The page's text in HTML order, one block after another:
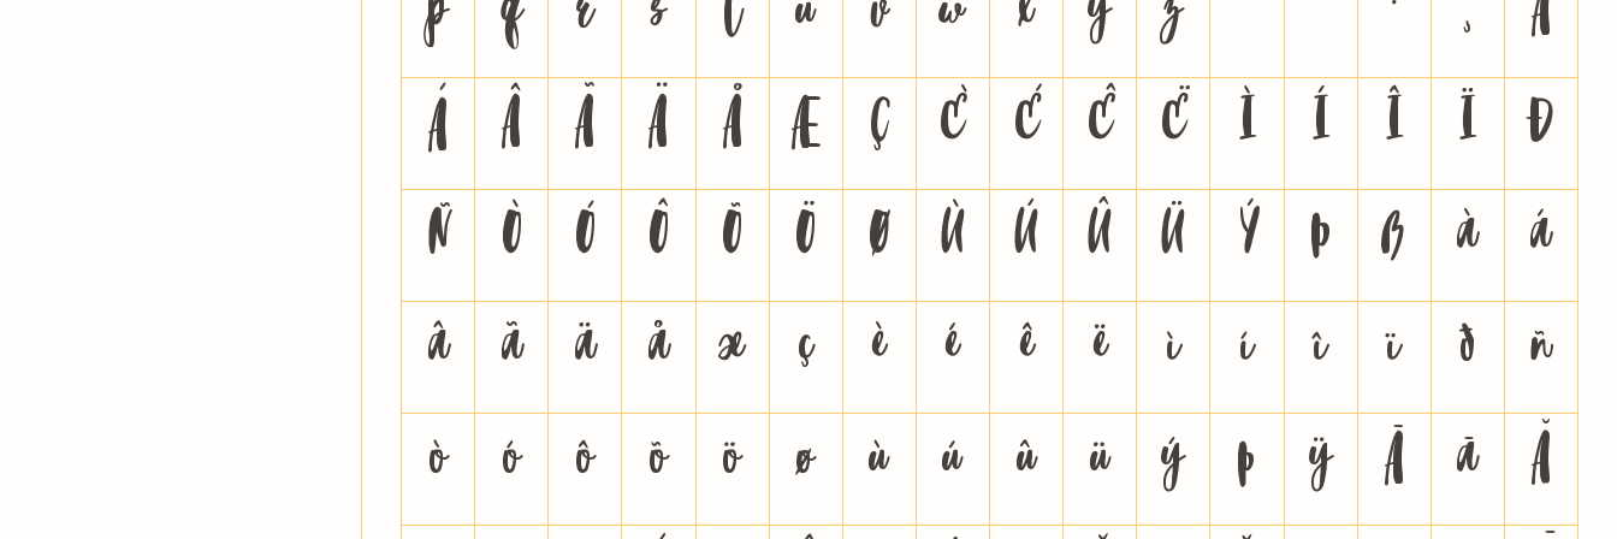
p q r s t u v w x y z · ¸
À
Á Â Ã Ä Å Æ Ç È É Ê Ë Ì Í Î Ï Ð
Ñ Ò Ó Ô Õ Ö Ø Ù Ú Û Ü Ý Þ ß à á
â ã ä å æ ç è é ê ë ì í î ï ð
ñ
ò ó ô õ ö ø ù ú û ü ý þ ÿ Ā ā Ă